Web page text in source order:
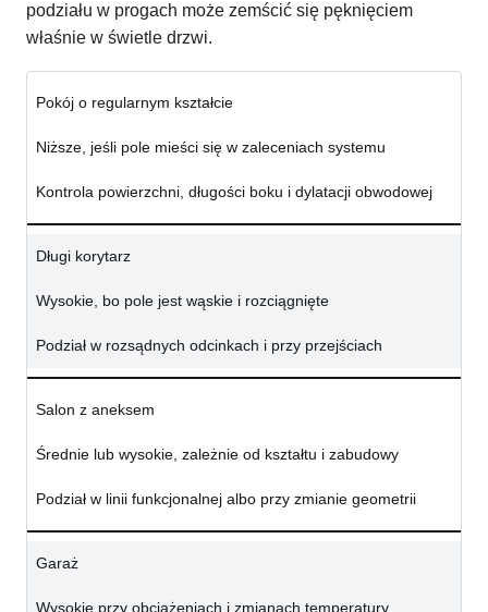
podziału w progach może zemścić się pęknięciem
właśnie w świetle drzwi.
Pokój o regularnym kształcie
Niższe, jeśli pole mieści się w zaleceniach systemu
Kontrola powierzchni, długości boku i dylatacji obwodowej
Długi korytarz
Wysokie, bo pole jest wąskie i rozciągnięte
Podział w rozsądnych odcinkach i przy przejściach
Salon z aneksem
Średnie lub wysokie, zależnie od kształtu i zabudowy
Podział w linii funkcjonalnej albo przy zmianie geometrii
Garaż
Wysokie przy obciążeniach i zmianach temperatury